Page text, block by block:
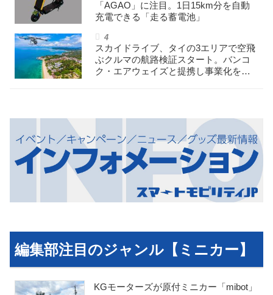
「AGAO」に注目。1日15km分を自動
充電できる「走る蓄電池」
スカイドライブ、タイの3エリアで空飛
ぶクルマの航路検証スタート。バンコ
ク・エアウェイズと提携し事業化を目
編集部注目のジャンル【ミニカー】
KGモーターズが原付ミニカー「mibot」